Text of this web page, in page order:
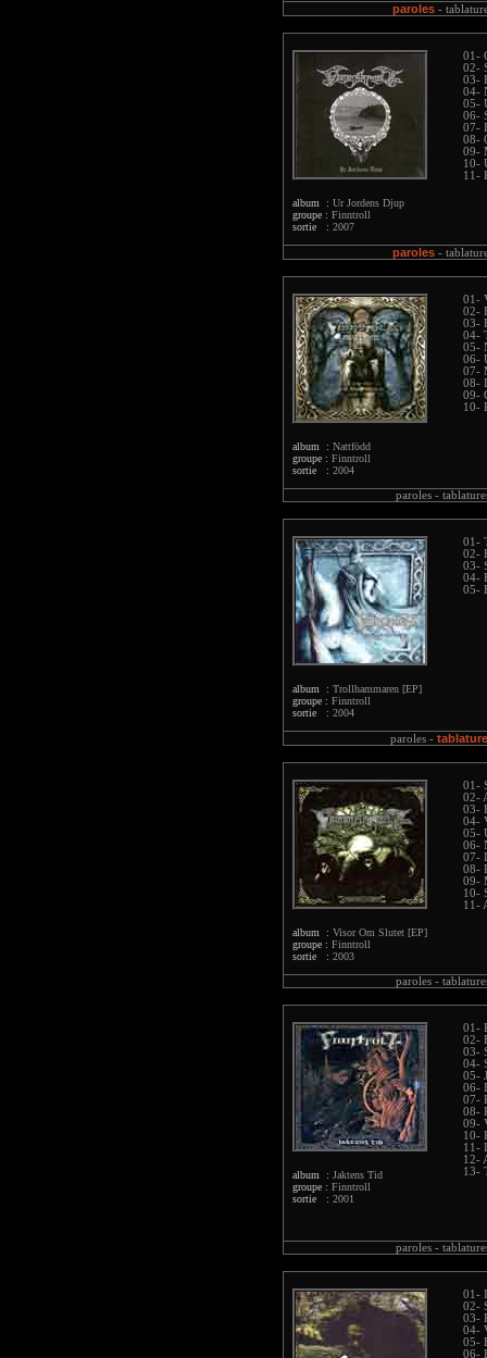
paroles-
album : Ur Jordens Djup
groupe : Finntroll
sortie : 2007
01-
02-
03-
04-
05-
06-
07-
08-
09-
10-
11-
paroles-
album : Nattfödd
groupe : Finntroll
sortie : 2004
01-
02-
03-
04-
05-
06-
07-
08-
09-
10-
paroles -
album : Trollhammaren [EP]
groupe : Finntroll
sortie : 2004
01-
02-
03-
04-
05-
paroles -
album : Visor Om Slutet [EP]
groupe : Finntroll
sortie : 2003
01-
02-
03-
04-
05-
06-
07-
08-
09-
10-
11-
paroles -
album : Jaktens Tid
groupe : Finntroll
sortie : 2001
01-
02-
03-
04-
05-
06-
07-
08-
09-
10-
11-
12-
13-
paroles -
01-
02-
03-
04-
05-
06-